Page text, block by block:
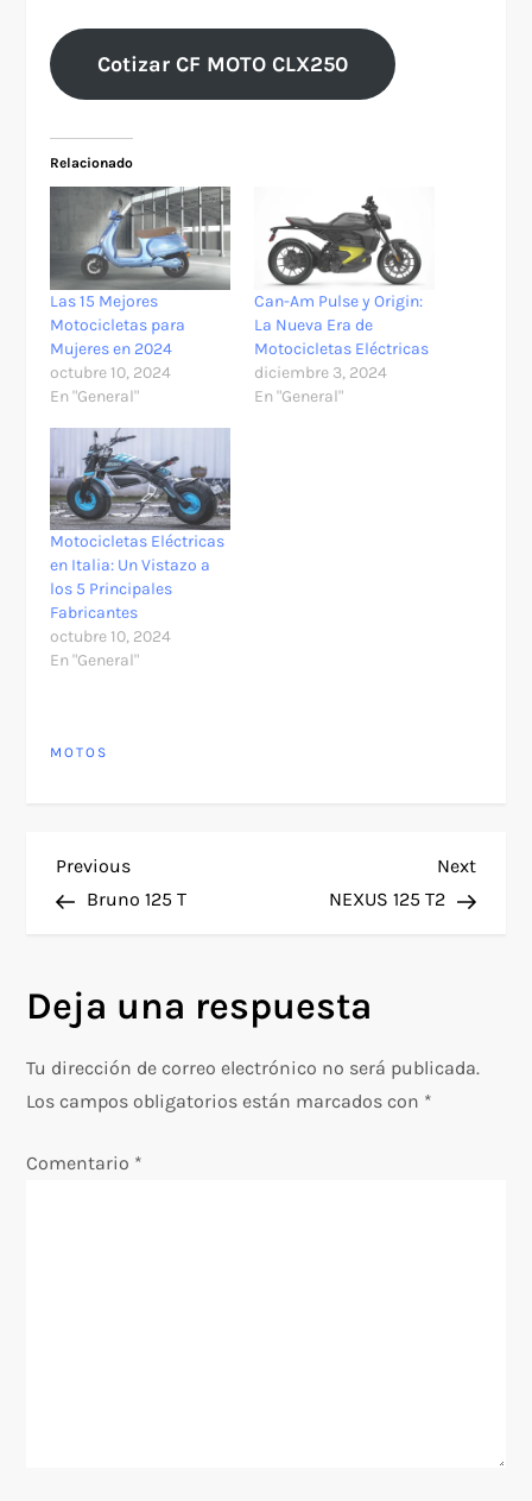
Cotizar CF MOTO CLX250
Relacionado
Las 15 Mejores
Motocicletas para
Mujeres en 2024
octubre 10, 2024
En "General"
Can-Am Pulse y Origin:
La Nueva Era de
Motocicletas Eléctricas
diciembre 3, 2024
En "General"
Motocicletas Eléctricas
en Italia: Un Vistazo a
los 5 Principales
Fabricantes
octubre 10, 2024
En "General"
MOTOS
N
v
e
g
a
Previous
Post
Previous
Bruno 125 T
Next
Post
Next
NEXUS 125 T2
Deja una respuesta
Tu dirección de correo electrónico no será publicada.
Los campos obligatorios están marcados con *
Comentario *